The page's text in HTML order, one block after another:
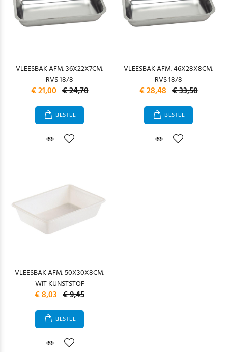
VLEESBAK AFM. 36X22X7CM.
RVS 18/8
€ 21,00 € 24,70
BESTEL
VLEESBAK AFM. 46X28X8CM.
RVS 18/8
€ 28,48 € 33,50
BESTEL
VLEESBAK AFM. 50X30X8CM.
WIT KUNSTSTOF
€ 8,03 € 9,45
BESTEL